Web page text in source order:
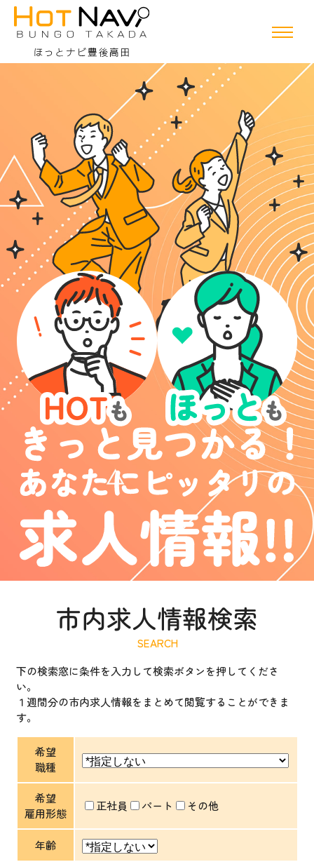
市内求人情報検索
下の検索窓に条件を入力して検索ボタンを押してくださ
い。
１週間分の市内求人情報をまとめて閲覧することができま
す。
希望
職種
希望
雇用形態
正社員 パート その他
年齢